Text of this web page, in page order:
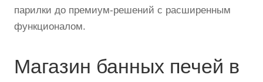
парилки до премиум-решений с расширенным
функционалом.
Магазин банных печей в